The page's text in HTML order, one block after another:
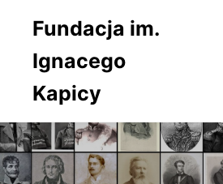
Fundacja im.
Ignacego
Kapicy